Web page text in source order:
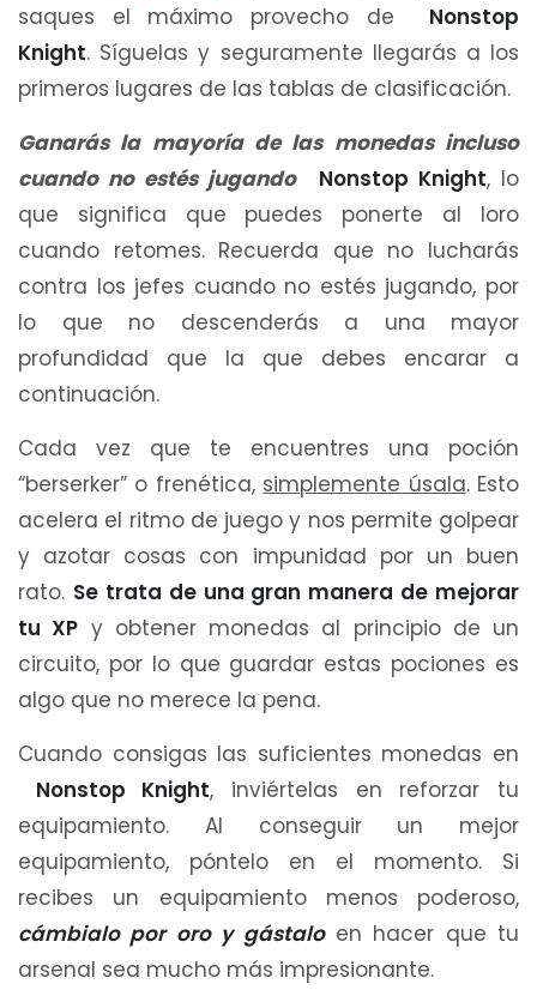
saques el máximo provecho de Nonstop
Knight. Síguelas y seguramente llegarás a los
primeros lugares de las tablas de clasificación.
Ganarás la mayoría de las monedas incluso
cuando no estés jugando
Nonstop Knight, lo
que significa que puedes ponerte al loro
cuando retomes. Recuerda que no lucharás
contra los jefes cuando no estés jugando, por
lo que no descenderás a una mayor
profundidad que la que debes encarar a
continuación.
Cada vez que te encuentres una poción
“berserker” o frenética, simplemente úsala. Esto
acelera el ritmo de juego y nos permite golpear
y azotar cosas con impunidad por un buen
rato. Se trata de una gran manera de mejorar
tu XP y obtener monedas al principio de un
circuito, por lo que guardar estas pociones es
algo que no merece la pena.
Cuando consigas las suficientes monedas en
Nonstop Knight, inviértelas en reforzar tu
equipamiento. Al conseguir un mejor
equipamiento, póntelo en el momento. Si
recibes un equipamiento menos poderoso,
cámbialo por oro y gástaloen hacer que tu
arsenal sea mucho más impresionante.